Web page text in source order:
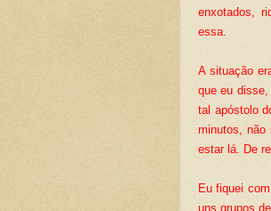
enxotados,
essa.
A situação
que eu
tal apóstolo
minutos, não
estar lá. De
Eu fiquei
uns grupos